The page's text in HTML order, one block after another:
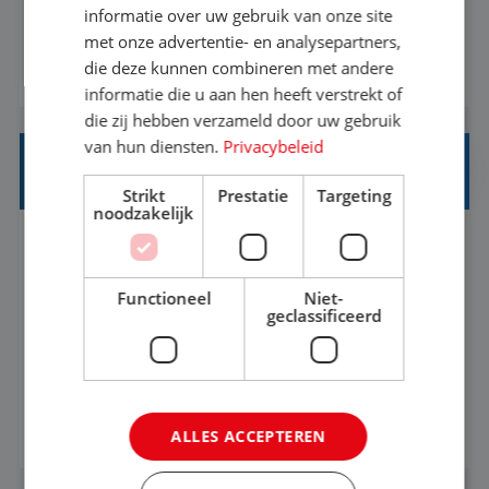
onvergetelijke vakanties van hun leven, hoe gaaf
is dat? Ben jij de commerciële professional die
net zo goed thuis is in een onderhandeling als op
verkenning bij een nieuwe accommodatie ergens
in Europa? Dan is dit jouw kans. A...
BEKIJK VACATURE
PRODUCTMANAGER SUMMERCAMPS
Baan 25-32 uur HBO
Bedenk jij de zomerkampen waar kinderen en
jongeren nog jarenlang over napraten? Word jij
enthousiast van het ontwikkelen van
onvergetelijke vakanties voor kinderen en
jongeren? Zie jij kansen om bestaande
programma's nóg leuker te maken en nieuwe
BEKIJK VACATURE
informatie over uw gebruik van onze site
met onze advertentie- en analysepartners,
die deze kunnen combineren met andere
informatie die u aan hen heeft verstrekt of
die zij hebben verzameld door uw gebruik
van hun diensten. Privacybeleid
Strikt
noodzakelijk
Prestatie Targeting
Functioneel
Niet-
geclassificeerd
ALLES ACCEPTEREN